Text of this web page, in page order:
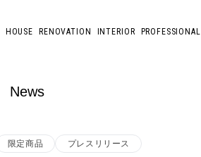
HOUSE RENOVATION INTERIOR PROFESSIONAL
News
限定商品 プレスリリース